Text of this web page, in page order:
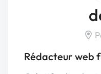
Rédacteur web